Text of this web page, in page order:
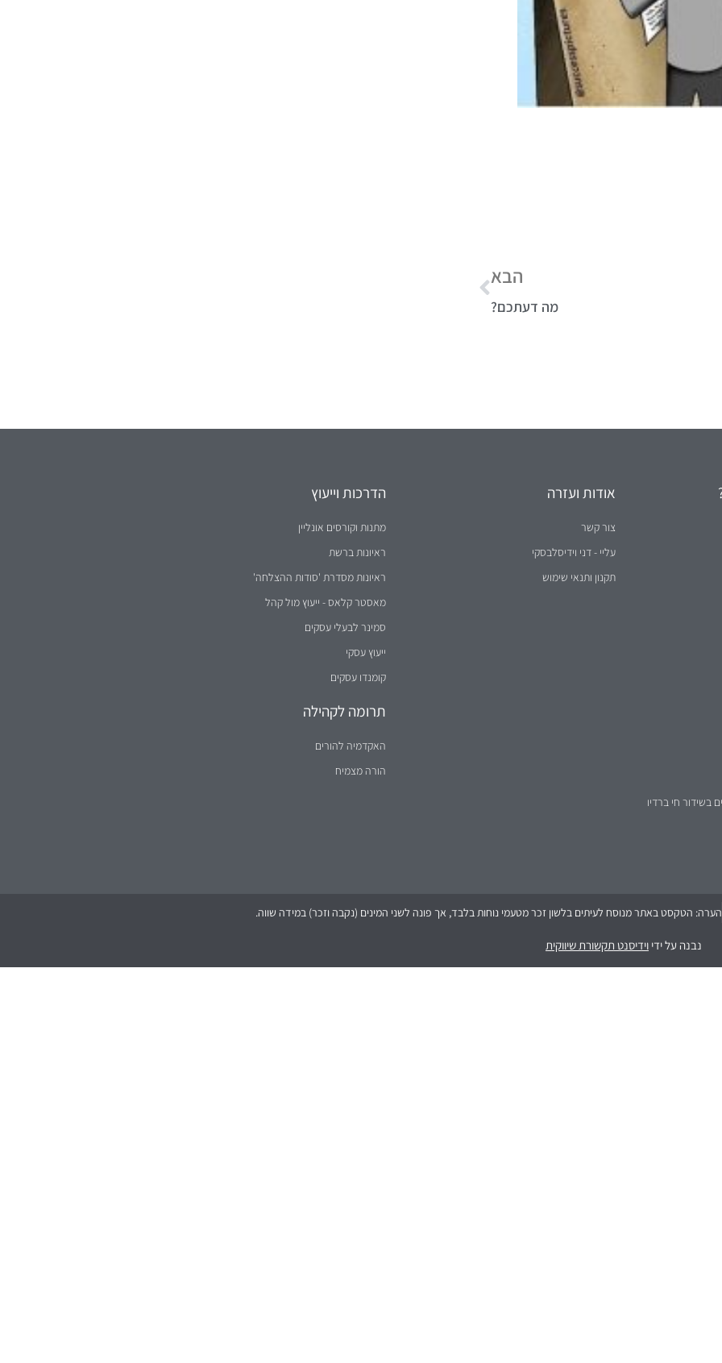
הבא
מה דעתכם?
בשידור חי ברדיו
אודות ועזרה
צור קשר
עליי - דני וידיסלבסקי
תקנון ותנאי שימוש
הדרכות וייעוץ
מתנות וקורסים אונליין
ראיונות ברשת
ראיונות מסדרת 'סודות ההצלחה'
מאסטר קלאס - ייעוץ מול קהל
סמינר לבעלי עסקים
ייעוץ עסקי
קומנדו עסקים
תרומה לקהילה
האקדמיה להורים
הורה מצמיח
הערה: הטקסט באתר מנוסח לעיתים בלשון זכר מטעמי נוחות בלבד, אך פונה לשני המינים (נקבה וזכר) במידה שווה.
נבנה על ידי וידיסנט תקשורת שיווקית